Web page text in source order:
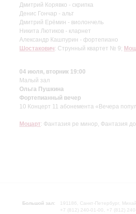
Дмитрий Корявко - скрипка
Денис Гончар - альт
Дмитрий Ерёмин - виолончель
Никита Лютиков - кларнет
Александр Кашпурин - фортепиано
Шостакович: Струнный квартет № 9;
04 июля, вторник 19:00
Малый зал
Ольга Пушкина
Фортепианный вечер
10 Концерт 11 абонемента «Вечера
Моцарт: Фантазия ре минор, Фантазия
Большой зал:
191186, Санкт-Петербург,
+7 (812) 240-01-00, +7 (812)